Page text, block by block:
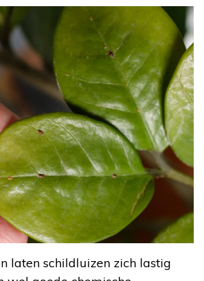
laten schildluizen zich lastig